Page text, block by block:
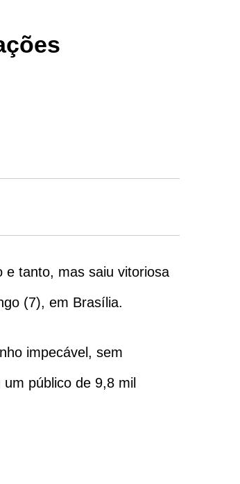
e tanto, mas saiu vitoriosa
(7), em Brasília.
impecável, sem
público de 9,8 mil